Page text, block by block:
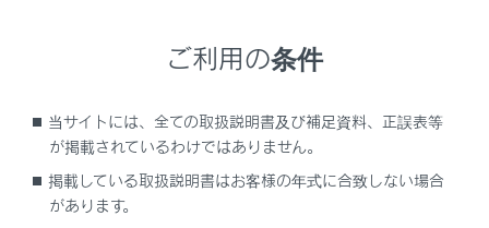
タイヤのメンテナンス
ご利用の条件
当サイトには、全ての取扱説明書及び補足資料、正誤表等
が掲載されているわけではありません。
掲載している取扱説明書はお客様の年式に合致しない場合
があります。